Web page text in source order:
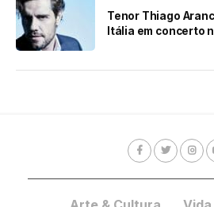
Tenor Thiago
Itália em concerto